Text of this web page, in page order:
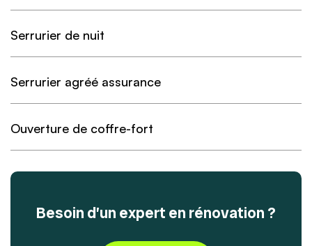
Serrurier de nuit
Serrurier agréé assurance
Ouverture de coffre-fort
Besoin d’un expert en rénovation ?